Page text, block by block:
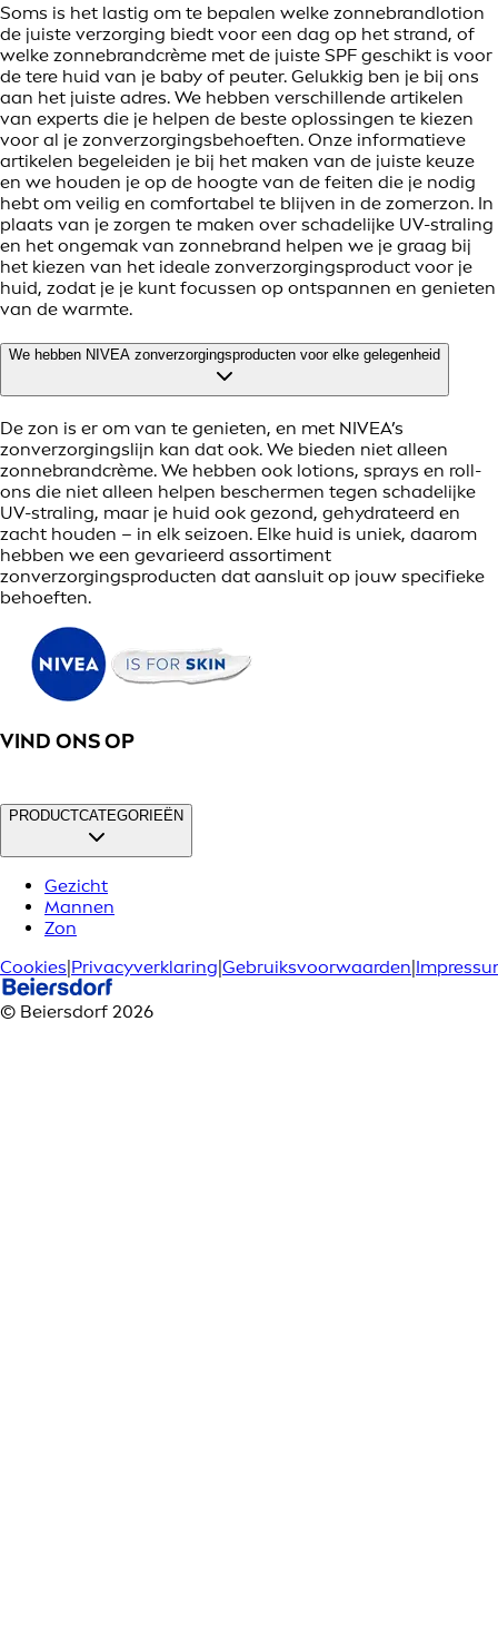
Soms is het lastig om te bepalen welke zonnebrandlotion
de juiste verzorging biedt voor een dag op het strand, of
welke zonnebrandcrème met de juiste SPF geschikt is voor
de tere huid van je baby of peuter. Gelukkig ben je bij ons
aan het juiste adres. We hebben verschillende artikelen
van experts die je helpen de beste oplossingen te kiezen
voor al je zonverzorgingsbehoeften. Onze informatieve
artikelen begeleiden je bij het maken van de juiste keuze
en we houden je op de hoogte van de feiten die je nodig
hebt om veilig en comfortabel te blijven in de zomerzon. In
plaats van je zorgen te maken over schadelijke UV-straling
en het ongemak van zonnebrand helpen we je graag bij
het kiezen van het ideale zonverzorgingsproduct voor je
huid, zodat je je kunt focussen op ontspannen en genieten
van de warmte.
We hebben NIVEA zonverzorgingsproducten voor elke gelegenheid
De zon is er om van te genieten, en met NIVEA’s
zonverzorgingslijn kan dat ook. We bieden niet alleen
zonnebrandcrème. We hebben ook lotions, sprays en roll-
ons die niet alleen helpen beschermen tegen schadelijke
UV-straling, maar je huid ook gezond, gehydrateerd en
zacht houden – in elk seizoen. Elke huid is uniek, daarom
hebben we een gevarieerd assortiment
zonverzorgingsproducten dat aansluit op jouw specifieke
behoeften.
VIND ONS OP
PRODUCTCATEGORIEËN
Gezicht
Mannen
Zon
Cookies|Privacyverklaring|Gebruiksvoorwaarden|
© Beiersdorf 2026